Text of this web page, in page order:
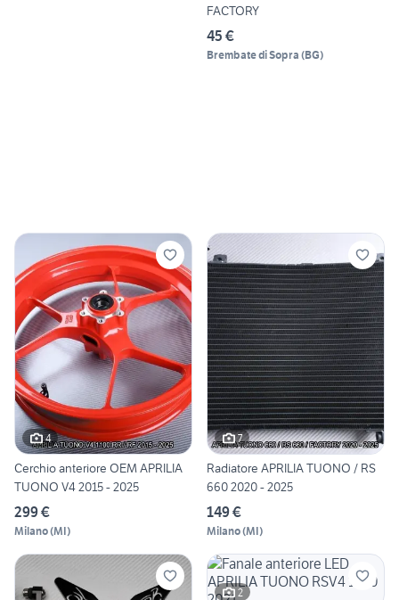
FACTORY
45 €
Brembate di Sopra (BG)
4
Cerchio anteriore OEM APRILIA
TUONO V4 2015 - 2025
299 €
Milano(MI)
7
Radiatore APRILIA TUONO / RS
660 2020 - 2025
149 €
Milano(MI)
2